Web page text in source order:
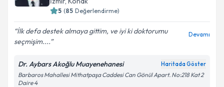
5 (85 Değerlendirme)
İlk defa destek almaya gittim, ve iyi ki doktorumu
seçmişim....
Devamı
Dr. Aybars Akoğlu Muayenehanesi Haritada Göster
Barbaros Mahallesi Mithatpaşa Caddesi Can Gönül Apart. No:218 Kat 2
Daire 4